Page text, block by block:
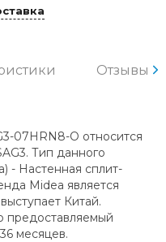
Отзывы
07HRN8-O относится
Тип данного
- Настенная сплит-
Midea является
Китай.
предоставляемый
месяцев.